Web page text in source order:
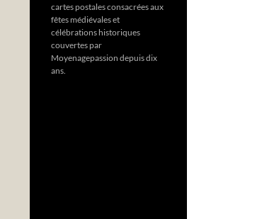
cartes postales consacrées aux
fêtes médiévales et
célébrations historiques
couvertes par
Moyenagepassion depuis dix
ans.